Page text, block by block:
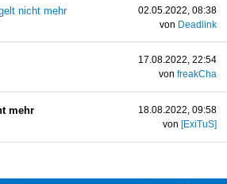
nicht mehr
02.05.2022, 08:38
von Deadlink
17.08.2022, 22:54
vonfreakCha
mehr
18.08.2022, 09:58
von [ExiTuS]